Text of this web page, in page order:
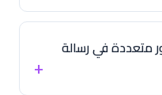
متعددة في رسالة